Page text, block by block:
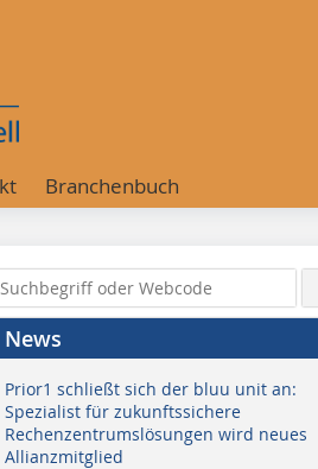
Branchenbuch
News
Prior1 schließt sich der bluu unit an:
Spezialist für zukunftssichere
Rechenzentrumslösungen wird neues
Allianzmitglied